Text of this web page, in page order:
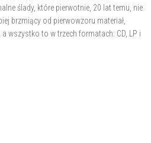
ślady, które pierwotnie, 20 lat temu, nie
brzmiący od pierwowzoru materiał,
wszystko to w trzech formatach: CD, LP i